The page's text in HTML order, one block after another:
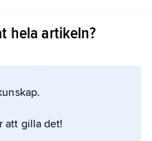
hela artikeln?
att gilla det!